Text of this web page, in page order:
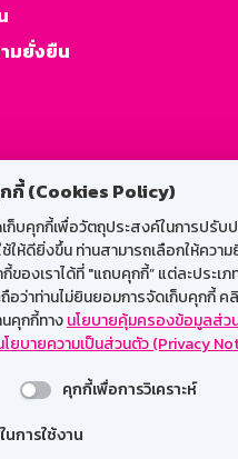
กี้ (Cookies Policy)
เก็บคุกกี้เพื่อวัตถุประสงค์ในการปรับ
ห้ดียิ่งขึ้น ท่านสามารถเลือกให้ควา
ของเราได้ที่ "แถบคุกกี้” แต่ละประเ
ถือว่าท่านไม่ยินยอมการจัดเก็บคุกกี้
นคุกกี้ทางนโยบายคุ้มครองข้อมูลส่ว
โยบายความเป็นส่วนตัว (Privacy
คุกกี้เพื่อการวิเคราะห์
การใช้งาน
มยั่งยืน
GSB Society:
สำหรับพนักงาน
GSB Wisdom
M-
เข้าสู่ระบบเน็ตเมล